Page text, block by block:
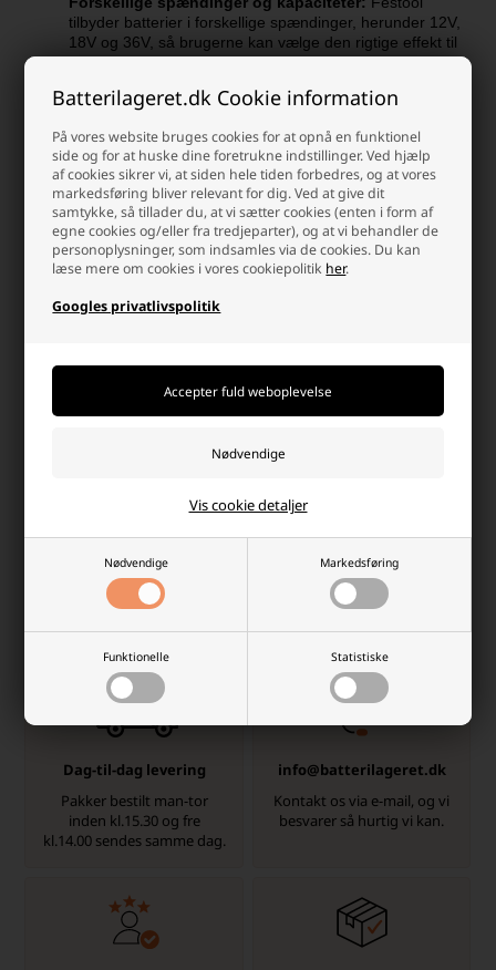
Batterilageret.dk Cookie information
På vores website bruges cookies for at opnå en funktionel
side og for at huske dine foretrukne indstillinger. Ved hjælp
af cookies sikrer vi, at siden hele tiden forbedres, og at vores
markedsføring bliver relevant for dig. Ved at give dit
samtykke, så tillader du, at vi sætter cookies (enten i form af
egne cookies og/eller fra tredjeparter), og at vi behandler de
personoplysninger, som indsamles via de cookies. Du kan
læse mere om cookies i vores cookiepolitik her.
Googles privatlivspolitik
Nødvendige Markedsføring
Funktionelle Statistiske
Vis cookie detaljer
tilbyder batterier i forskellige spændinger, herunder 12V,
18V og 36V, så brugerne kan vælge den rigtige effekt til
deres specifikke applikationer.
Kompatibilitet:Festool-batterier er designet til at være
hvilket giver brugerne fleksibilitet og bekvemmelighed.
Hurtig opladning:Mange Festool-batterier understøtter
hurtigopladningsteknologi, der reducerer nedetid og øger
produktiviteten.
Robust design:
Festool-batterier er konstrueret til at
være slidstærke og modstandsdygtige over for stød og
stød i krævende arbejdsmiljøer.
ydeevne og kompatibilitet. Festool tilbyder også en række
opladere designet til at arbejde med deres batterier, så du kan
oplade dem sikkert og effektivt.
oplev forskellen. Køb dit Festool batteri hos os og få en
pålidelig og effektiv strømkilde til dit boremaskine og
elværktøj.
Hvorfor handle hos batterilageret?
Dag-til-dag levering
Pakker bestilt man-tor
inden kl.15.30 og fre
kl.14.00 sendes samme dag.
info@batterilageret.dk
Kontakt os via e-mail, og vi
besvarer så hurtig vi kan.